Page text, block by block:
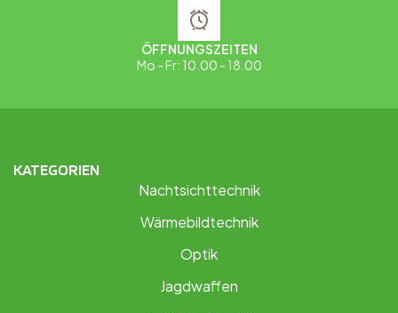
ÖFFNUNGSZEITEN
Mo - Fr: 10.00 - 18.00
KATEGORIEN
Nachtsichttechnik
Wärmebildtechnik
Optik
Jagdwaffen